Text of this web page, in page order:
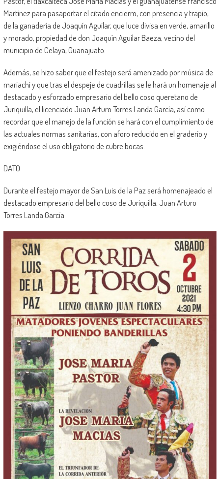
Martínez para pasaportar el citado encierro, con presencia y trapío,
de la ganadería de Joaquín Aguilar, que luce divisa en verde, amarillo
y morado, propiedad de don Joaquín Aguilar Baeza, vecino del
municipio de Celaya, Guanajuato.
Además, se hizo saber que el festejo será amenizado por música de
mariachi y que tras el despeje de cuadrillas se le hará un homenaje al
destacado y esforzado empresario del bello coso queretano de
Juriquilla, el licenciado Juan Arturo Torres Landa García, así como
recordar que el manejo de la función se hará con el cumplimiento de
las actuales normas sanitarias, con aforo reducido en el graderío y
exigiéndose el uso obligatorio de cubre bocas.
DATO
Durante el festejo mayor de San Luis de la Paz será homenajeado el
destacado empresario del bello coso de Juriquilla, Juan Arturo
Torres Landa García